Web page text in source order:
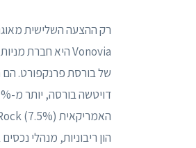
רק ההצעה השלישית מאוגוסט 2021 הביאה ליותר מ-60% אישורים, ובכך השלימה בהצלחה את
הון ריבוניות, מנהלי